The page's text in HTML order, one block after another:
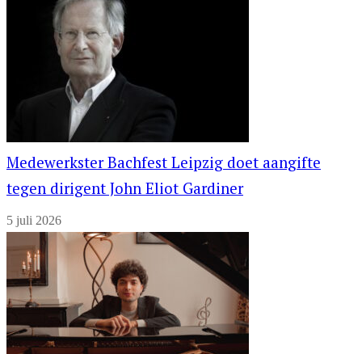
Medewerkster Bachfest Leipzig doet aangifte
tegen dirigent John Eliot Gardiner
5 juli 2026